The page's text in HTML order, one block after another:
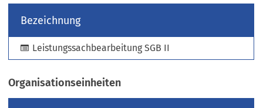
e
n
T
a
)
Bezeichnung
Leistungssachbearbeitung SGB II
Organisationseinheiten